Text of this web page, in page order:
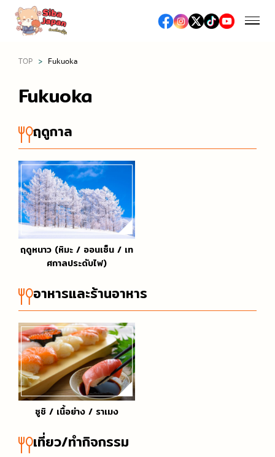
ฤดูใบไม้ผลิ (เทศกาลชมซากุระ / ดื่มมัทฉะ)
ฤดูร้อน (เทศกาลดอกไม้ไฟ / เที่ยวทะเล / งานเทศกาลต่าง
ๆ)
ฤดูใบไม้ร่วง (ชมใบไม้เปลี่ยนสี)
ฤดูหนาว (หิมะ / ออนเซ็น / เทศกาลประดับไฟ)
อาหารญี่ปุ่น
อาหารท้องถิ่น
ซูชิ / เนื้อย่าง / ราเมง
ร้านอาหารหรู, ร้านอาหารระดับมิชลิน
สตรีทฟู้ด
ช้อปปิ้ง
ห้างสรรพสินค้าเอาท์เล็ต
ห้างสรรพสินค้า
ร้านขายยา / ร้านเครื่องสำอางค์
ร้านขายเครื่องใช้ไฟฟ้าและสินค้าปลอดภาษี
ร้านของฝาก
เที่ยว/ทำกิจกรรม
สถานที่ท่องเที่ยวทางธรรมชาติ
โรงแรม
วัด / ศาลเจ้า / สถานที่ทางประวัติศาสตร์
สกี, สโนว์บอร์ด
สวนสนุก
เที่ยวญี่ปุ่นครั้งแรก
รวมสำนวนภาษาญี่ปุ่นที่ใช้ได้จริง
แนะนำเกี่ยวกับมารยาทและวัฒนธรรม
TOP Fukuoka
Fukuoka
ฤดูกาล
ฤดูหนาว (หิมะ / ออนเซ็น / เท
ศกาลประดับไฟ)
อาหารและร้านอาหาร
ซูชิ / เนื้อย่าง / ราเมง
เที่ยว/ทำกิจกรรม